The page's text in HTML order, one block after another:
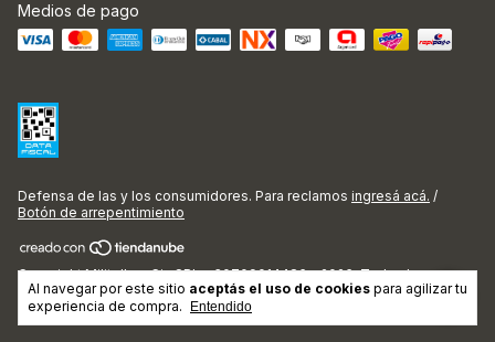
Al navegar por este sitio aceptás el uso de cookies para agilizar tu
experiencia de compra.
Entendido
Medios de pago
Defensa de las y los consumidores. Para reclamos ingresá acá. /
Botón de arrepentimiento
Copyright Militello y Cia SRL - 30709014486 - 2026. Todos los
derechos reservados.